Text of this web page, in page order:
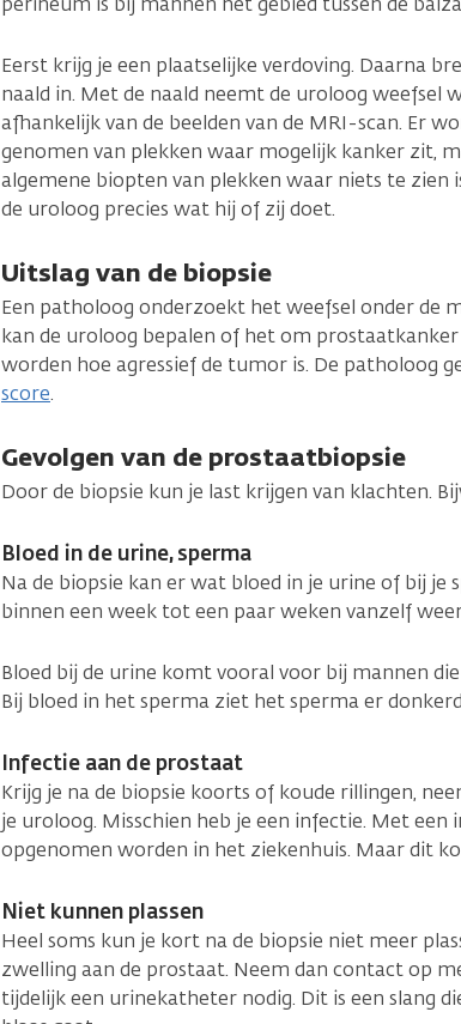
Eerst krijg je een plaatselijke verdoving. Daarna
naald in. Met de naald neemt de uroloog weefsel
afhankelijk van de beelden van de MRI-scan. Er
genomen van plekken waar mogelijk kanker zit,
algemene biopten van plekken waar niets te zien
de uroloog precies wat hij of zij doet.
Uitslag van de biopsie
Een patholoog onderzoekt het weefsel onder de
kan de uroloog bepalen of het om
worden hoe agressief de tumor is. De patholoog
score.
Gevolgen van de prostaatbiopsie
Door de biopsie kun je last krijgen van klachten.
Bloed in de urine, sperma
Na de biopsie kan er wat bloed in je urine of bij je
binnen een week tot een paar weken vanzelf
Bloed bij de urine komt vooral voor bij mannen
Bij bloed in het sperma ziet het sperma er
Infectie aan de prostaat
Krijg je na de biopsie koorts of koude rillingen,
je uroloog. Misschien heb je een infectie. Met een
opgenomen worden in het ziekenhuis. Maar dit
Niet kunnen plassen
Heel soms kun je kort na de biopsie niet meer
zwelling aan de prostaat. Neem dan contact op
tijdelijk een urinekatheter nodig. Dit is een slang